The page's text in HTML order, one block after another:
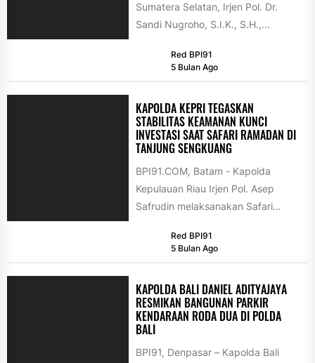
Sumatera Selatan, Irjen Pol. Dr.
Sandi Nugroho, S.I.K., S.H.,
Rapat Koordinasi Lintas Sektoral...
Red BPI91
5 Bulan Ago
KAPOLDA KEPRI TEGASKAN
STABILITAS KEAMANAN KUNCI
INVESTASI SAAT SAFARI RAMADAN DI
TANJUNG SENGKUANG
BPI91.COM, Batam - Kapolda
Kepulauan Riau Irjen Pol. Asep
Safrudin melaksanakan Safari
Darul Ihsan, Tanjung...
Red BPI91
5 Bulan Ago
KAPOLDA BALI DANIEL ADITYAJAYA
RESMIKAN BANGUNAN PARKIR
KENDARAAN RODA DUA DI POLDA
BALI
BPI91, Denpasar – Kapolda Bali